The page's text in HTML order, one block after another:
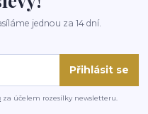
jednou za 14 dní.
Přihlásit se
za účelem rozesílky newsletteru.